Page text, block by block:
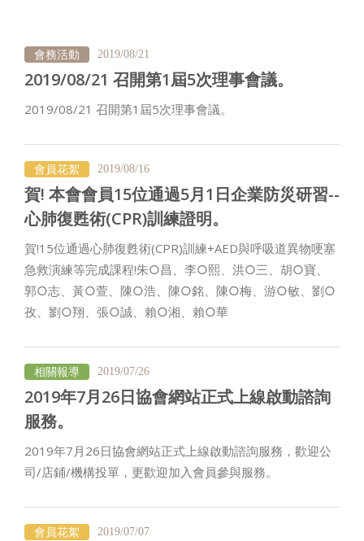
會務活動 2019/08/21
2019/08/21 召開第1屆5次理事會議。
2019/08/21 召開第1屆5次理事會議。
會員花絮 2019/08/16
賀! 本會會員15位通過5月1日企業防災研習--
心肺復甦術(CPR)訓練證明。
賀!15位通過心肺復甦術(CPR)訓練+AED與呼吸道異物哽塞
急救演練等完成課程!朱○昌、李○熙、洪○三、胡○寶、
郭○志、黃○萱、陳○浩、陳○銘、陳○梅、游○敏、劉○
孜、劉○翔、張○誠、賴○湘、賴○華
相關報導 2019/07/26
2019年7月26日協會網站正式上線啟動諮詢
服務。
2019年7月26日協會網站正式上線啟動諮詢服務，歡迎公
司/店鋪/機構投單，更歡迎加入會員參與服務。
會員花絮 2019/07/07